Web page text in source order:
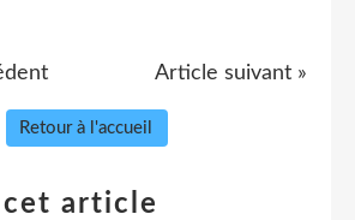
Article suivant »
Retour à l'accueil
cet article